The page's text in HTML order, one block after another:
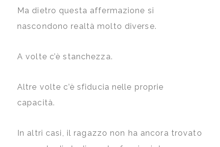
Ma dietro questa affermazione si
nascondono realtà molto diverse.
A volte c’è stanchezza.
Altre volte c’è sfiducia nelle proprie
capacità.
In altri casi, il ragazzo non ha ancora trovato